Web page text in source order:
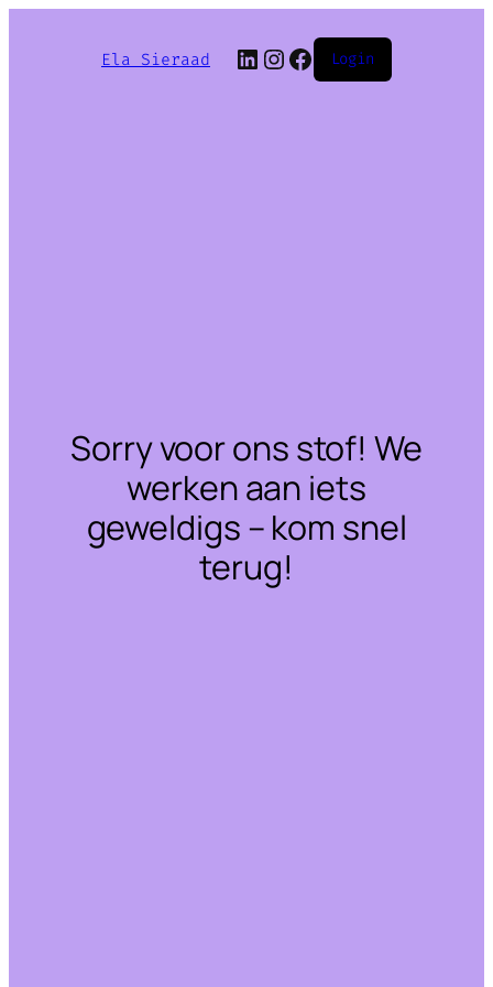
Ela Sieraad LinkedIn
Instagram
Facebook
Login
Sorry voor ons stof! We
werken aan iets
geweldigs – kom snel
terug!